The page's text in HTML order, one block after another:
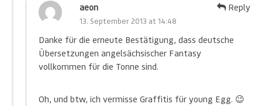
aeon
13. September 2013 at 14:48
Danke für die erneute Bestätigung, dass deutsche
Übersetzungen angelsächsischer Fantasy
vollkommen für die Tonne sind.
Oh, und btw, ich vermisse Graffitis für young Egg. 😉
Reply